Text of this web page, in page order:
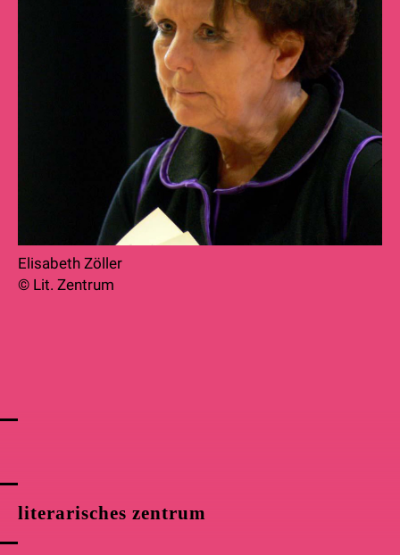
literarisches zentrum
Elisabeth Zöller
© Lit. Zentrum